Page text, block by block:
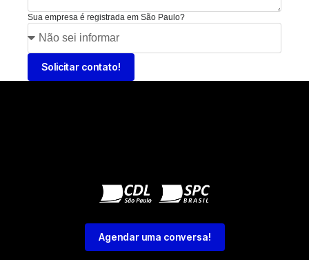
Sua empresa é registrada em São Paulo?
Solicitar contato!
Agendar uma conversa!